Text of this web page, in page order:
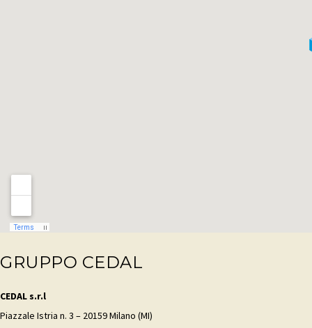
GRUPPO CEDAL
CEDAL s.r.l
Piazzale Istria n. 3 – 20159 Milano (MI)